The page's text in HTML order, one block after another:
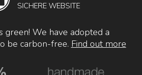
SICHERE WEBSITE
green! We have adopted a
be carbon-free. Find out more